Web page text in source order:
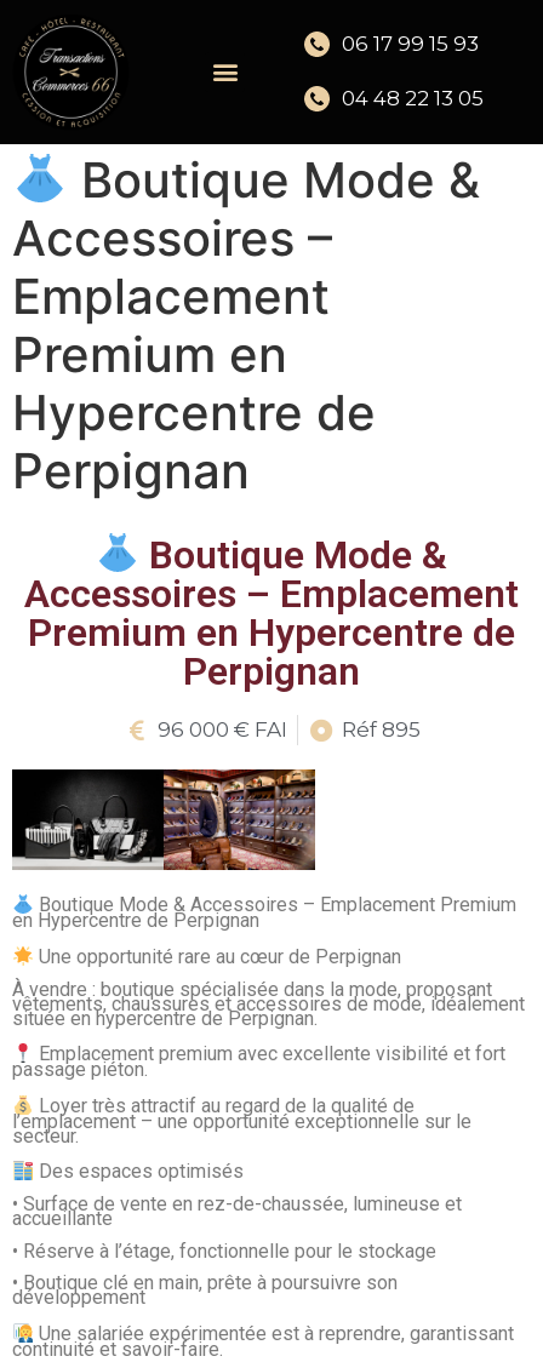
06 17 99 15 93
04 48 22 13 05
Boutique Mode &
Accessoires –
Emplacement
Premium en
Hypercentre de
Perpignan
Boutique Mode &
Accessoires – Emplacement
Premium en Hypercentre de
Perpignan
96 000 € FAI Réf 895
Boutique Mode & Accessoires – Emplacement Premium
en Hypercentre de Perpignan
Une opportunité rare au cœur de Perpignan
À vendre : boutique spécialisée dans la mode, proposant
vêtements, chaussures et accessoires de mode, idéalement
située en hypercentre de Perpignan.
Emplacement premium avec excellente visibilité et fort
passage piéton.
Loyer très attractif au regard de la qualité de
l’emplacement – une opportunité exceptionnelle sur le
secteur.
Des espaces optimisés
• Surface de vente en rez-de-chaussée, lumineuse et
accueillante
• Réserve à l’étage, fonctionnelle pour le stockage
• Boutique clé en main, prête à poursuivre son
développement
Une salariée expérimentée est à reprendre, garantissant
continuité et savoir-faire.